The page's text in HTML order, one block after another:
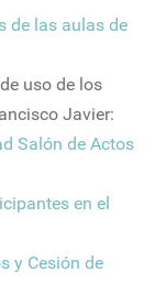
de las aulas de
uso de los
Javier:
Salón de Actos
en el
y Cesión de